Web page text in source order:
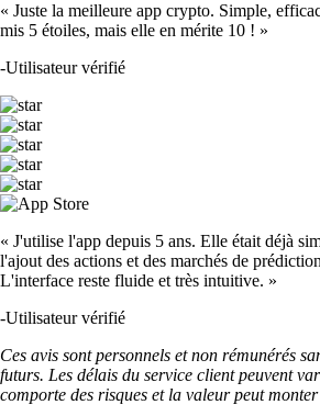
« Juste la meilleure app crypto. Simple,
mis 5 étoiles, mais elle en mérite 10 ! »
-Utilisateur vérifié
« J'utilise l'app depuis 5 ans. Elle était déjà
l'ajout des actions et des marchés de
L'interface reste fluide et très intuitive. »
-Utilisateur vérifié
Ces avis sont personnels et non rémunérés
futurs. Les délais du service client peuvent
comporte des risques et la valeur peut monter